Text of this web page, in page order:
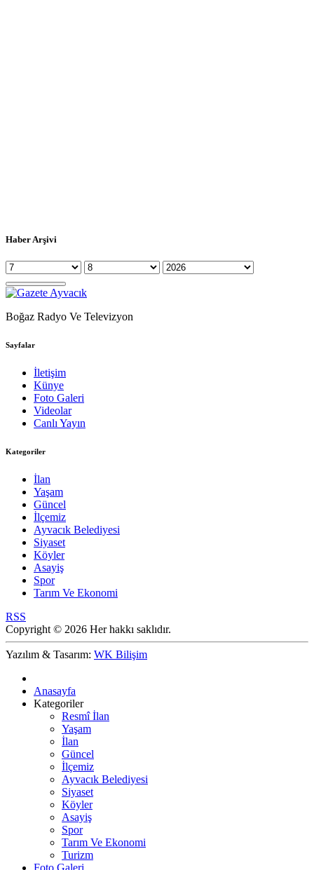
Haber Arşivi
Boğaz Radyo Ve Televizyon
Sayfalar
İletişim
Künye
Foto Galeri
Videolar
Canlı Yayın
Kategoriler
İlan
Yaşam
Güncel
İlçemiz
Ayvacık Belediyesi
Siyaset
Köyler
Asayiş
Spor
Tarım Ve Ekonomi
RSS
Copyright © 2026 Her hakkı saklıdır.
Yazılım & Tasarım: WK Bilişim
Anasayfa
Kategoriler
Resmî İlan
Yaşam
İlan
Güncel
İlçemiz
Ayvacık Belediyesi
Siyaset
Köyler
Asayiş
Spor
Tarım Ve Ekonomi
Turizm